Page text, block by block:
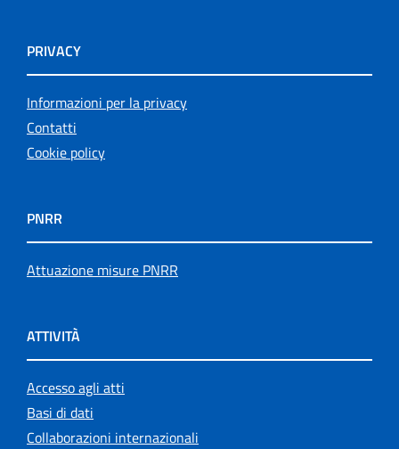
PRIVACY
Informazioni per la privacy
Contatti
Cookie policy
PNRR
Attuazione misure PNRR
ATTIVITÀ
Accesso agli atti
Basi di dati
Collaborazioni internazionali